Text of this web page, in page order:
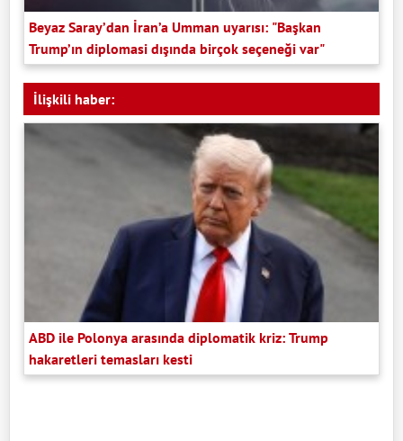
Beyaz Saray’dan İran’a Umman uyarısı: "Başkan
Trump’ın diplomasi dışında birçok seçeneği var"
İlişkili haber:
ABD ile Polonya arasında diplomatik kriz: Trump
hakaretleri temasları kesti